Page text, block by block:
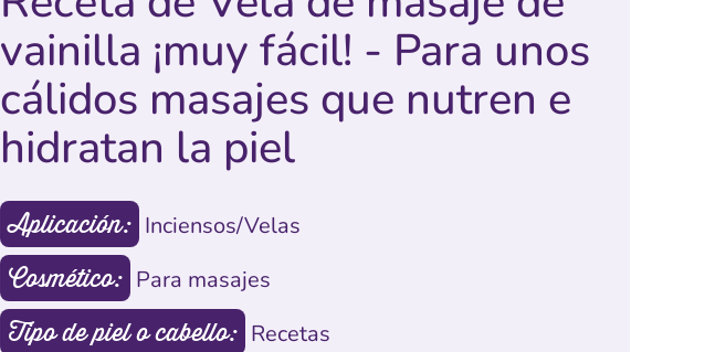
vainilla ¡muy fácil! - Para unos
cálidos masajes que nutren e
hidratan la piel
Aplicación: Inciensos/Velas
Cosmético: Para masajes
Tipo de piel o cabello: Recetas